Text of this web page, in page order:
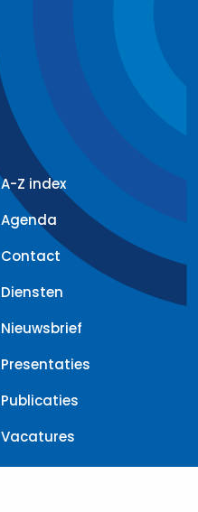
A-Z index
Agenda
Contact
Diensten
Nieuwsbrief
Presentaties
Publicaties
Vacatures